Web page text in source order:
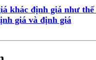
khác định giá như thế
giá và định giá